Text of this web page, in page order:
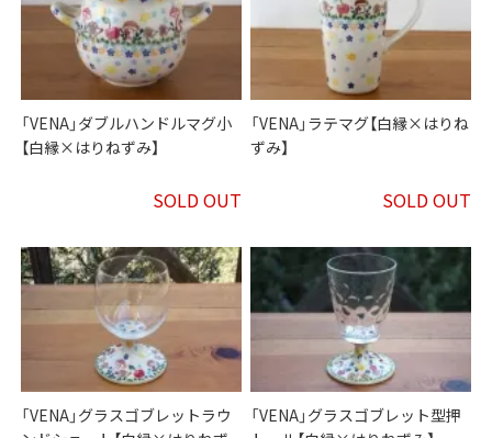
「VENA」ダブルハンドルマグ小
【白縁×はりねずみ】
SOLD OUT
「VENA」ラテマグ【白縁×はりね
ずみ】
SOLD OUT
「VENA」グラスゴブレットラウ
「VENA」グラスゴブレット型押